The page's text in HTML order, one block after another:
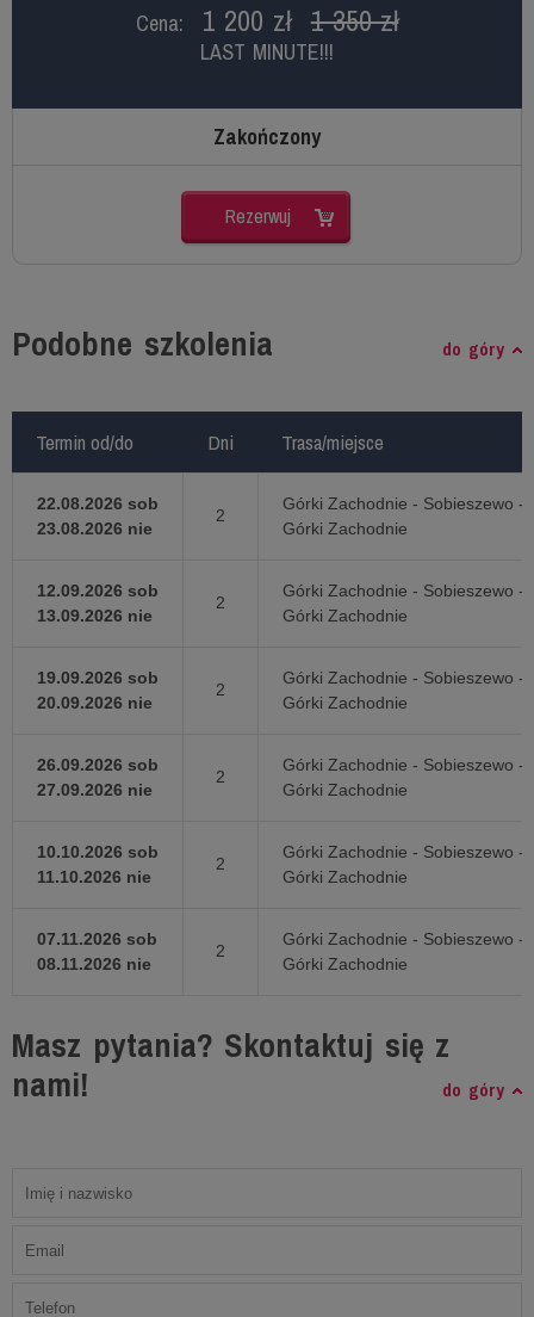
Cena: 1 200 zł 1 350 zł
LAST MINUTE!!!
Zakończony
Rezerwuj
Podobne szkolenia do góry
Termin od/do Dni Trasa/miejsce
22.08.2026 sob
23.08.2026 nie
2
Górki Zachodnie - Sobieszewo -
Górki Zachodnie
12.09.2026 sob
13.09.2026 nie
2
Górki Zachodnie - Sobieszewo -
Górki Zachodnie
19.09.2026 sob
20.09.2026 nie
2
Górki Zachodnie - Sobieszewo -
Górki Zachodnie
26.09.2026 sob
27.09.2026 nie
2
Górki Zachodnie - Sobieszewo -
Górki Zachodnie
10.10.2026 sob
11.10.2026 nie
2
Górki Zachodnie - Sobieszewo -
Górki Zachodnie
07.11.2026 sob
08.11.2026 nie
2
Górki Zachodnie - Sobieszewo -
Górki Zachodnie
Termin od/do Dni Trasa/miejsce
Masz pytania? Skontaktuj się z
nami!
do góry